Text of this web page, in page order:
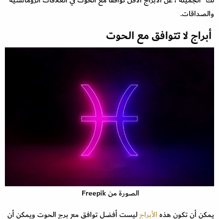
والصداقات.
أبراج لا تتوافق مع الحوت
الصورة من Freepik
يمكن أن تكون هذهالأبراجليست أفضل توافق مع برج الحوت ويمكن أن